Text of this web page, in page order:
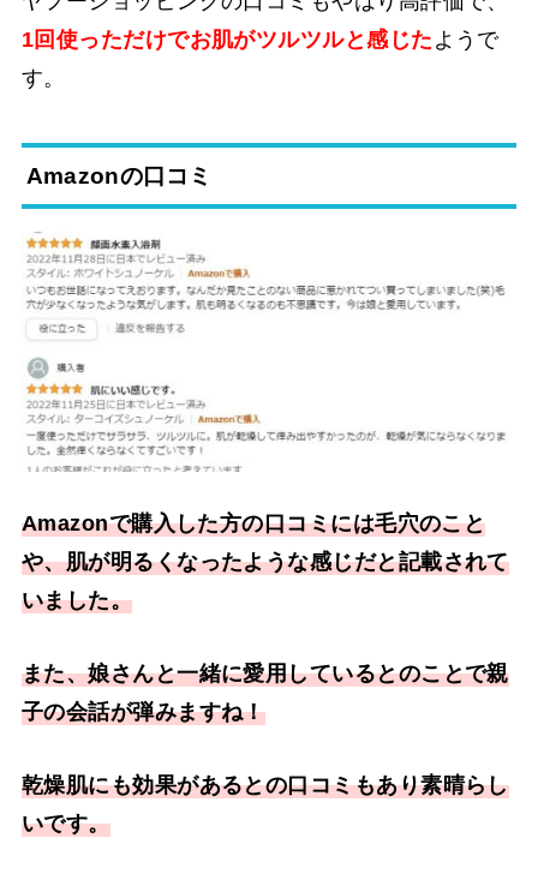
1回使っただけでお肌がツルツルと感じた ようで
す。
Amazonの口コミ
Amazonで購入した方の口コミには毛穴のこと
や、肌が明るくなったような感じだと記載されて
いました。
また、娘さんと一緒に愛用しているとのことで親
子の会話が弾みますね！
乾燥肌にも効果があるとの口コミもあり素晴らし
いです。